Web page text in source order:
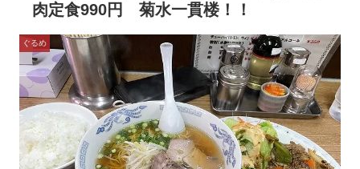
肉定食990円 菊水一貫楼！！
ぐるめ